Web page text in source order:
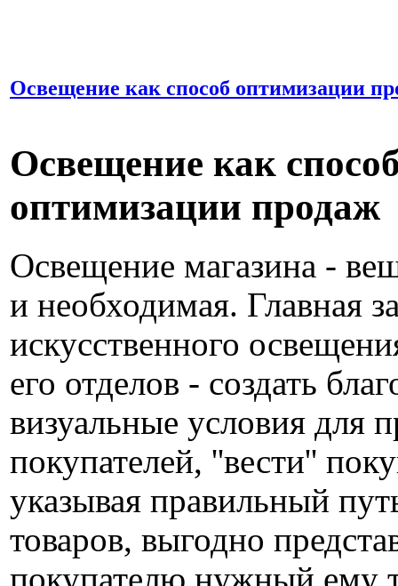
Oсвещение как способ оптимизации
Oсвещение как
оптимизации продаж
Освещение магазина -
и необходимая. Главная
искусственного
его отделов - создать
визуальные условия для
покупателей, ''вести''
указывая правильный
товаров, выгодно